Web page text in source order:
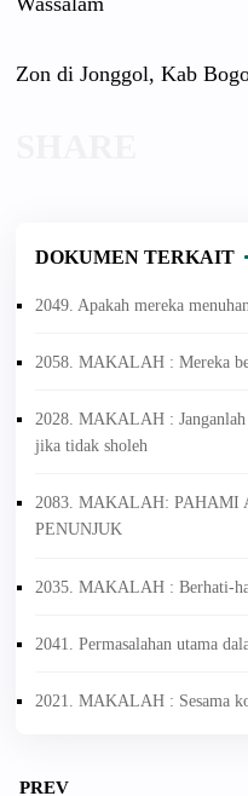
Zon di Jonggol, Kab
DOKUMEN TERKAIT
2049. Apakah mereka
2058. MAKALAH : Mereka
2028. MAKALAH : Janganlah
jika tidak sholeh
2083. MAKALAH: PAHAMI
PENUNJUK
2035. MAKALAH : Berhati-
2041. Permasalahan utama
2021. MAKALAH : Sesama
PREV